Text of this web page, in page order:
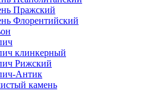
Пражский
Флорентийский
клинкерный
Рижский
Антик
камень